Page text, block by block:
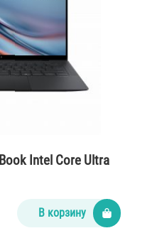
Intel Core Ultra
В корзину